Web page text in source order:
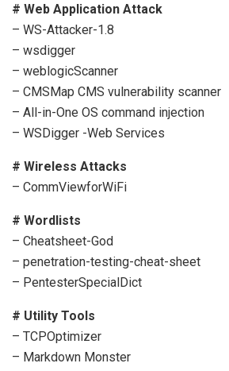
# Web Application Attack
– WS-Attacker-1.8
– wsdigger
– weblogicScanner
– CMSMap CMS vulnerability scanner
– All-in-One OS command injection
– WSDigger -Web Services
# Wireless Attacks
– CommViewforWiFi
# Wordlists
– Cheatsheet-God
– penetration-testing-cheat-sheet
– PentesterSpecialDict
# Utility Tools
– TCPOptimizer
– Markdown Monster